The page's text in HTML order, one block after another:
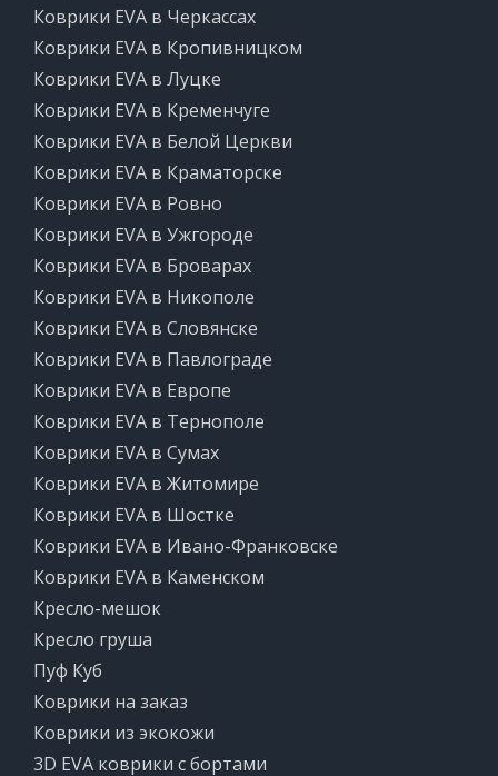
Коврики EVA в Черкассах
Коврики EVA в Кропивницком
Коврики EVA в Луцке
Коврики EVA в Кременчуге
Коврики EVA в Белой Церкви
Коврики EVA в Краматорске
Коврики EVA в Ровно
Коврики EVA в Ужгороде
Коврики EVA в Броварах
Коврики EVA в Никополе
Коврики EVA в Словянске
Коврики EVA в Павлограде
Коврики EVA в Европе
Коврики EVA в Тернополе
Коврики EVA в Сумах
Коврики EVA в Житомире
Коврики EVA в Шостке
Коврики EVA в Ивано-Франковске
Коврики EVA в Каменском
Кресло-мешок
Кресло груша
Пуф Куб
Коврики на заказ
Коврики из экокожи
3D EVA коврики с бортами